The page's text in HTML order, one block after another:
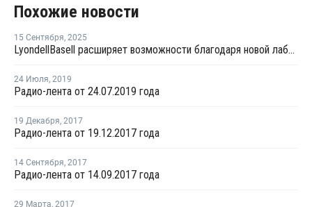
Похожие новости
15 Сентября, 2025
LyondellBasell расширяет возможности благодаря новой лабораторной экструзионной линии в Китае
24 Июля, 2019
Радио-лента от 24.07.2019 года
19 Декабря, 2017
Радио-лента от 19.12.2017 года
14 Сентября, 2017
Радио-лента от 14.09.2017 года
29 Марта, 2017